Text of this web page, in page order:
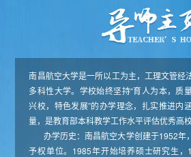
南昌航空大学是一所以工为主，工理文管经
多科性大学。学校始终坚持“育人为本，质
兴校，特色发展”的办学理念，扎实推进内
量，是教育部本科教学工作水平评估优秀高校
办学历史：南昌航空大学创建于1952年
予权单位。1985年开始培养硕士研究生